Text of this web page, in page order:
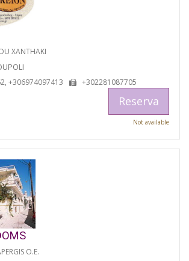
XANTHAKI
+306974097413 +302281087705
Reserva
Not available
O.E.